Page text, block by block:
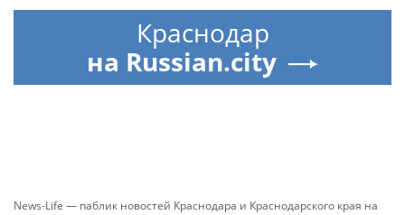
Краснодар
на Russian.city
News-Life — паблик новостей Краснодара и Краснодарского края на